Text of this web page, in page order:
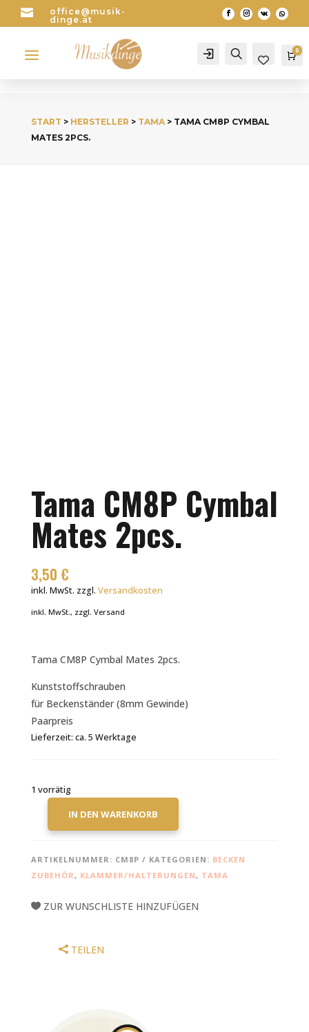

office@musik-
dinge.at
a Account Search 0
START > HERSTELLER > TAMA> TAMA CM8P CYMBAL
MATES 2PCS.
Tama CM8P Cymbal
Mates 2pcs.
3,50 €
inkl. MwSt. zzgl. Versandkosten
inkl. MwSt., zzgl. Versand
Tama CM8P Cymbal Mates 2pcs.
Kunststoffschrauben
für Beckenständer (8mm Gewinde)
Paarpreis
Lieferzeit: ca. 5 Werktage
1 vorrätig
CM8P
MENGE
IN DEN WARENKORB
ARTIKELNUMMER: CM8P KATEGORIEN: BECKEN
ZUBEHÖR, KLAMMER/HALTERUNGEN, TAMA
ZUR WUNSCHLISTE HINZUFÜGEN
TEILEN